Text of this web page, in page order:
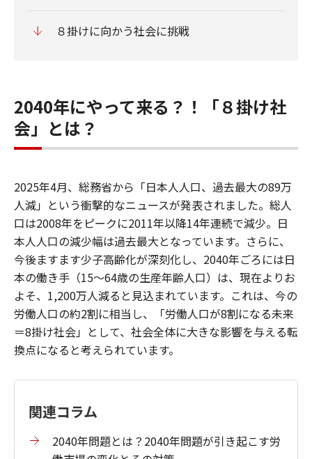
８掛けに向かう社会に挑戦
2040年にやって来る？！「８掛け社
会」とは？
2025年4月、総務省から「日本人人口、過去最大の89万
人減」という衝撃的なニュースが発表されました。総人
口は2008年をピークに2011年以降14年連続で減少。日
本人人口の減少幅は過去最大となっています。さらに、
今後ますます少子高齢化が深刻化し、2040年ごろには日
本の働き手（15〜64歳の生産年齢人口）は、現在よりお
よそ、1,200万人減ると見込まれています。これは、今の
労働人口の約2割に相当し、「労働人口が8割になる未来
＝8掛け社会」として、社会全体に大きな影響を与える転
換点になると考えられています。
関連コラム
2040年問題とは？2040年問題が引き起こす労